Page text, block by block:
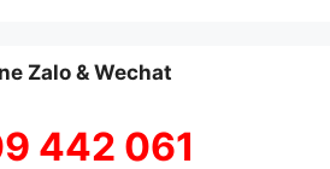
Zalo & Wechat
442 061